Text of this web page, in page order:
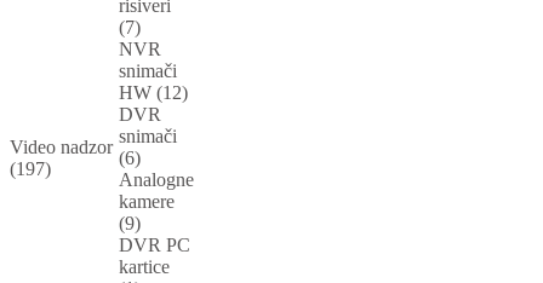
Video nadzor
(197)
risiveri
(7)
NVR
snimači
HW (12)
DVR
snimači
(6)
Analogne
kamere
(9)
DVR PC
kartice